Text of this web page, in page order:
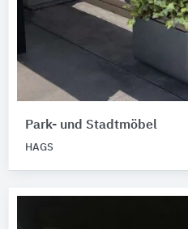
Park- und Stadtmöbel
HAGS